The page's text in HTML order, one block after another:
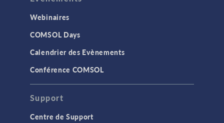
Webinaires
COMSOL Days
Calendrier des Evènements
Conférence COMSOL
Support
Centre de Support